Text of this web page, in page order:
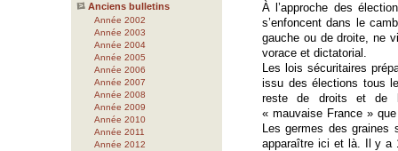
Anciens bulletins
Année 2002
Année 2003
Année 2004
Année 2005
Année 2006
Année 2007
Année 2008
Année 2009
Année 2010
Année 2011
Année 2012
À l’approche des
s’enfoncent dans le
gauche ou de droite, ne
vorace et dictatorial.
Les lois sécuritaires
issu des élections tous
reste de droits et de
« mauvaise France »
Les germes des graines
apparaître ici et là. Il y a